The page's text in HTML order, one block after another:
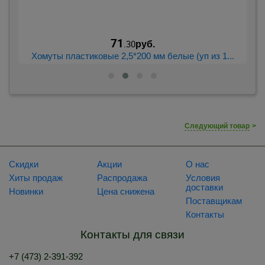
71 .30руб.
Хомуты пластиковые 2,5*200 мм белые (уп из 1...
Следующий товар >
Скидки
Хиты продаж
Новинки
Акции
Распродажа
Цена снижена
О нас
Условия
доставки
Поставщикам
Контакты
Контакты для связи
+7 (473) 2-391-392